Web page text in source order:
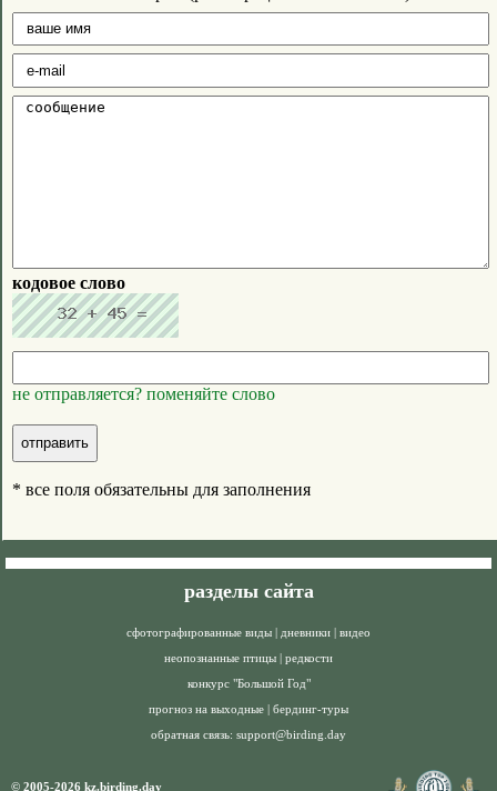
кодовое слово
не отправляется? поменяйте слово
* все поля обязательны для заполнения
разделы сайта
сфотографированные виды | дневники | видео
неопознанные птицы | редкости
конкурс "Большой Год"
прогноз на выходные | бердинг-туры
обратная связь: support@birding.day
© 2005-2026 kz.birding.day